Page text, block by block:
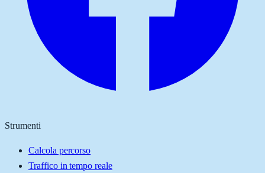
Strumenti
Calcola percorso
Traffico in tempo reale